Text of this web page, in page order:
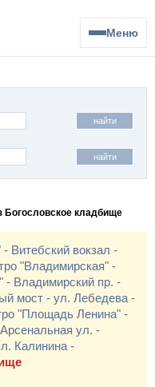
Меню
найти
найти
Богословское кладбище
Витебский вокзал -
"Владимирская" -
- Владимирский пр. -
мост - ул. Лебедева -
"Площадь Ленина" -
ул. -
Калинина -